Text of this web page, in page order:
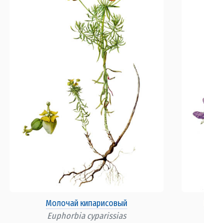
Молочай кипарисовый
Euphorbia cyparissias